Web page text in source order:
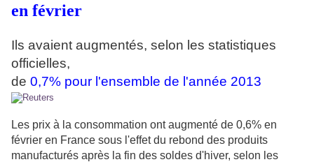
en février
Ils avaient augmentés, selon les statistiques
officielles,
de 0,7% pour l'ensemble de l'année 2013
Les prix à la consommation ont augmenté de 0,6% en
février en France sous l'effet du rebond des produits
manufacturés après la fin des soldes d'hiver, selon les